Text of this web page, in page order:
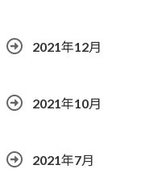
2021年12月
2021年10月
2021年7月